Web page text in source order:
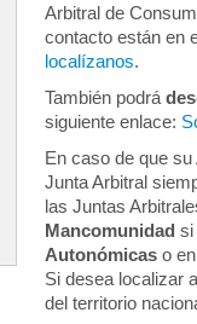
Arbitral de
contacto están en
localízanos.
También podrá
siguiente enlace:
En caso de que
Junta Arbitral
las Juntas
Mancomunidad si
Autonómicas o
Si desea localizar
del territorio